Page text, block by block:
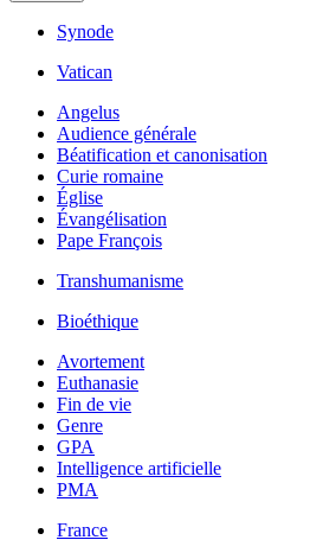
Synode
Vatican
Angelus
Audience générale
Béatification et canonisation
Curie romaine
Église
Évangélisation
Pape François
Transhumanisme
Bioéthique
Avortement
Euthanasie
Fin de vie
Genre
GPA
Intelligence artificielle
PMA
France